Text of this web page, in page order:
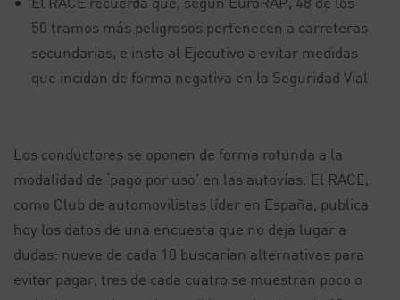
50 tramos más peligrosos pertenecen a carreteras
secundarias, e insta al Ejecutivo a evitar medidas
que incidan de forma negativa en la Seguridad Vial
Los conductores se oponen de forma rotunda a la
modalidad de ‘pago por uso’ en las autovías. El RACE,
como Club de automovilistas líder en España, publica
hoy los datos de una encuesta que no deja lugar a
dudas: nueve de cada 10 buscarían alternativas para
evitar pagar, tres de cada cuatro se muestran poco o